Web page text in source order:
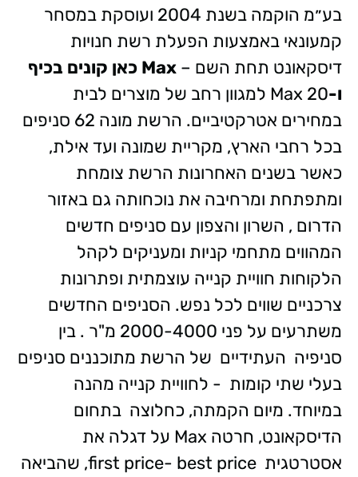
בע״מ הוקמה בשנת 2004 ועוסקת במסחר
קמעונאי באמצעות הפעלת רשת חנויות
דיסקאונט תחת השם –
Max כאן קונים בכיף
ו-
Max 20 למגוון רחב של מוצרים לבית
במחירים אטרקטיביים. הרשת מונה 62 סניפים
בכל רחבי הארץ, מקריית שמונה ועד אילת,
כאשר בשנים האחרונות הרשת צומחת
ומתפתחת ומרחיבה את נוכחותה גם באזור
הדרום , השרון והצפון עם סניפים חדשים
המהווים מתחמי קניות ומעניקים לקהל
הלקוחות חוויית קנייה עוצמתית ופתרונות
צרכניים שווים לכל נפש. הסניפים החדשים
משתרעים על פני 2000-4000 מ"ר . בין
סניפיה העתידיים של הרשת מתוכננים סניפים
בעלי שתי קומות - לחוויית קנייה מהנה
במיוחד. מיום הקמתה, כחלוצה בתחום
הדיסקאונט, חרטה Max על דגלה את
אסטרטגית first price- best price, שהביאה